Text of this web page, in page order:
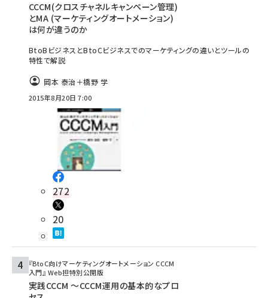
CCCM(クロスチャネルキャンペーン管理)
とMA (マーケティングオートメーション)
は何が違うのか
BtoBビジネスとBtoCビジネスでのマーケティングの違いとツールの
特性で解説
岡本 泰治＋橋野 学
2015年8月20日 7:00
272
20
『BtoC向けマーケティングオートメーション CCCM
入門』 Web担特別公開版
実践CCCM ～CCCM運用の基本的なプロ